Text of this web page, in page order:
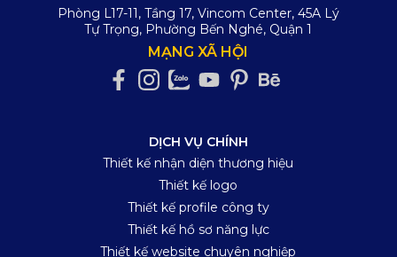
Phòng L17-11, Tầng 17, Vincom Center, 45A Lý
Tự Trọng, Phường Bến Nghé, Quận 1
MẠNG XÃ HỘI
DỊCH VỤ CHÍNH
Thiết kế nhận diện thương hiệu
Thiết kế logo
Thiết kế profile công ty
Thiết kế hồ sơ năng lực
Thiết kế website chuyên nghiệp